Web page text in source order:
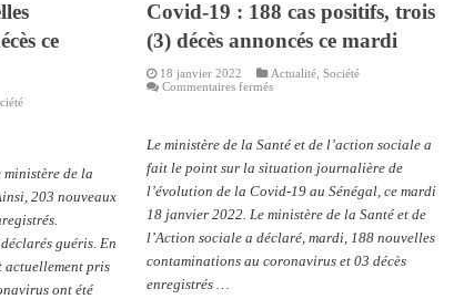
ce
de la
203 nouveaux
guéris. En
actuellement pris
ont été
Covid-19 : 188 cas positifs, trois
(3) décès annoncés ce mardi
18 janvier 2022 Actualité ,Société
Commentaires ferméssur
188
cas
positifs,
(3)
annoncés
ce
mardi
Le ministère de la Santé et de l’action sociale a
fait le point sur la situation journalière de
l’évolution de la Covid-19 au Sénégal, ce mardi
18 janvier 2022. Le ministère de la Santé et de
l’Action sociale a déclaré, mardi, 188 nouvelles
contaminations au coronavirus et 03 décès
enregistrés …